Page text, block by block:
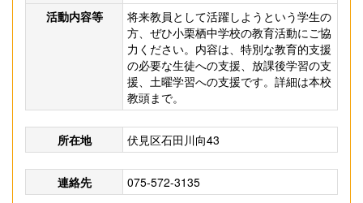
活動内容等
将来教員として活躍しようという学生の
方、ぜひ小栗栖中学校の教育活動にご協
力ください。内容は、特別な教育的支援
の必要な生徒への支援、放課後学習の支
援、土曜学習への支援です。詳細は本校
教頭まで。
所在地 伏見区石田川向43
連絡先 075-572-3135